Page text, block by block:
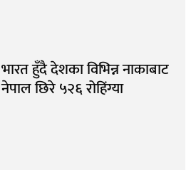
भारत हुँदै देशका विभिन्न नाकाबाट
नेपाल छिरे ५२६ रोहिंग्या